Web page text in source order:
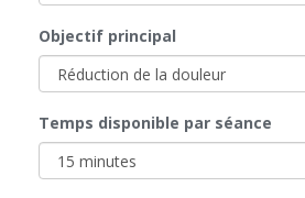
Objectif principal
Temps disponible par séance